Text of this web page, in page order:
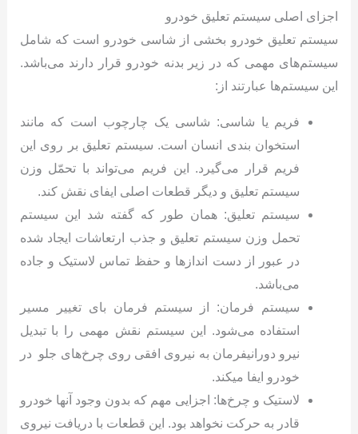
اجزای اصلی سیستم تعلیق خودرو
سیستم تعلیق خودرو بخشی از شاسی خودرو است که شامل
سیستم‌های مهمی که در زیر بدنه خودرو قرار دارند می‌باشد.
این سیستم‌ها عبارتند از:
فریم یا شاسی: شاسی یک چارچوب است که مانند
استخوان بندی انسان است. سیستم تعلیق بر روی این
فریم قرار می‌گیرد. این فریم می‌تواند با تحمّل وزن
سیستم تعلیق و دیگر قطعات اصلی ایفای نقش کند.
سیستم تعلیق: همان طور که گفته شد این سیستم
تحمل وزن سیستم تعلیق و جذب ارتعاشات ایجاد شده
در عبور از دست اندازها و حفظ تماس لاستیک و جاده
می‌باشد.
سیستم فرمان: از سیستم فرمان بای تغییر مسیر
استفاده می‌شود. این سیستم نقش مهمی را با تبدیل
نیرو دورانیفرمان به نیروی افقی روی چرخ‌های جلو در
خودرو ایفا میکند.
لاستیک و چرخ‌ها: اجزایی مهم که بدون وجود آنها خودرو
قادر به حرکت نخواهد بود. این قطعات با دریافت نیروی